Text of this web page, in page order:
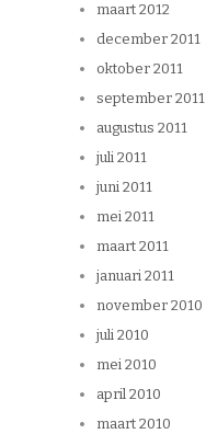
maart 2012
december 2011
oktober 2011
september 2011
augustus 2011
juli 2011
juni 2011
mei 2011
maart 2011
januari 2011
november 2010
juli 2010
mei 2010
april 2010
maart 2010